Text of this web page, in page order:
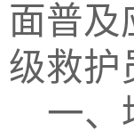
面普及
级救护
一、